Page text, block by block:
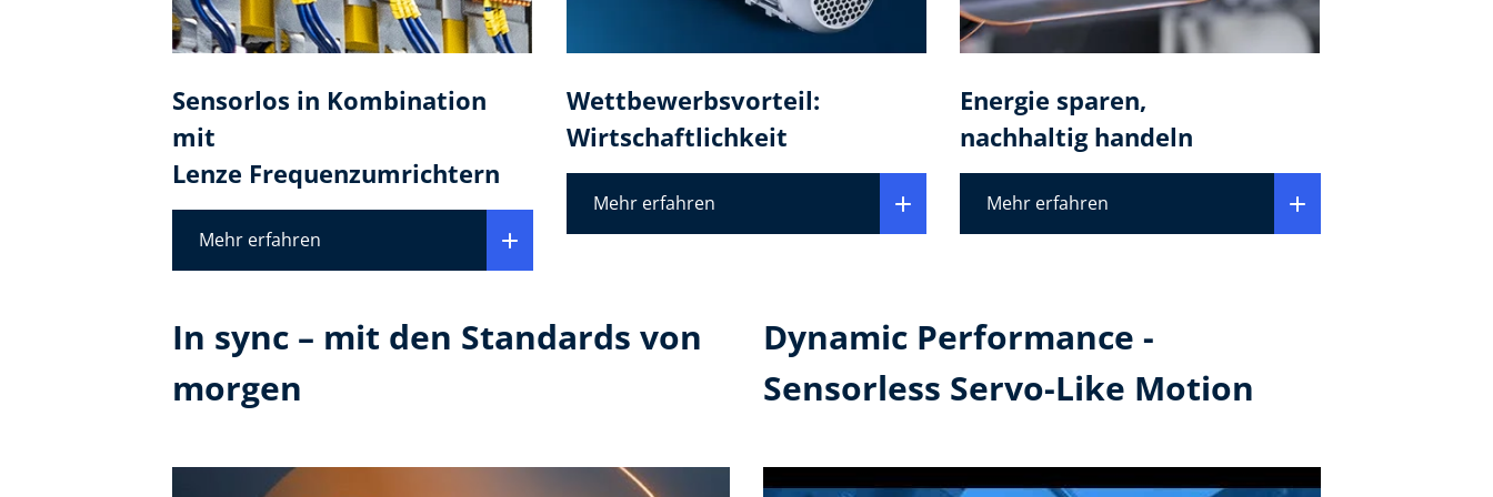
Sensorlos in Kombination
mit ​
Lenze Frequenzumrichtern
Mehr erfahren
Wettbewerbsvorteil:
Wirtschaftlichkeit
Mehr erfahren
Energie sparen,
nachhaltig handeln
Mehr erfahren
In sync – mit den Standards von
morgen
Dynamic Performance -
Sensorless Servo-Like Motion